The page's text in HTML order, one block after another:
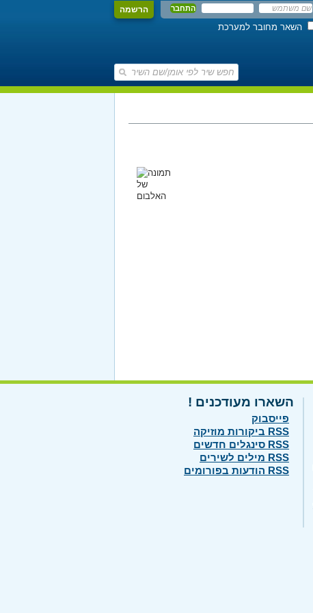
הרשמה
השאר מחובר למערכת
השארו מעודכנים !
פייסבוק
RSS ביקורות מוזיקה
RSS סינגלים חדשים
RSS מילים לשירים
RSS הודעות בפורומים